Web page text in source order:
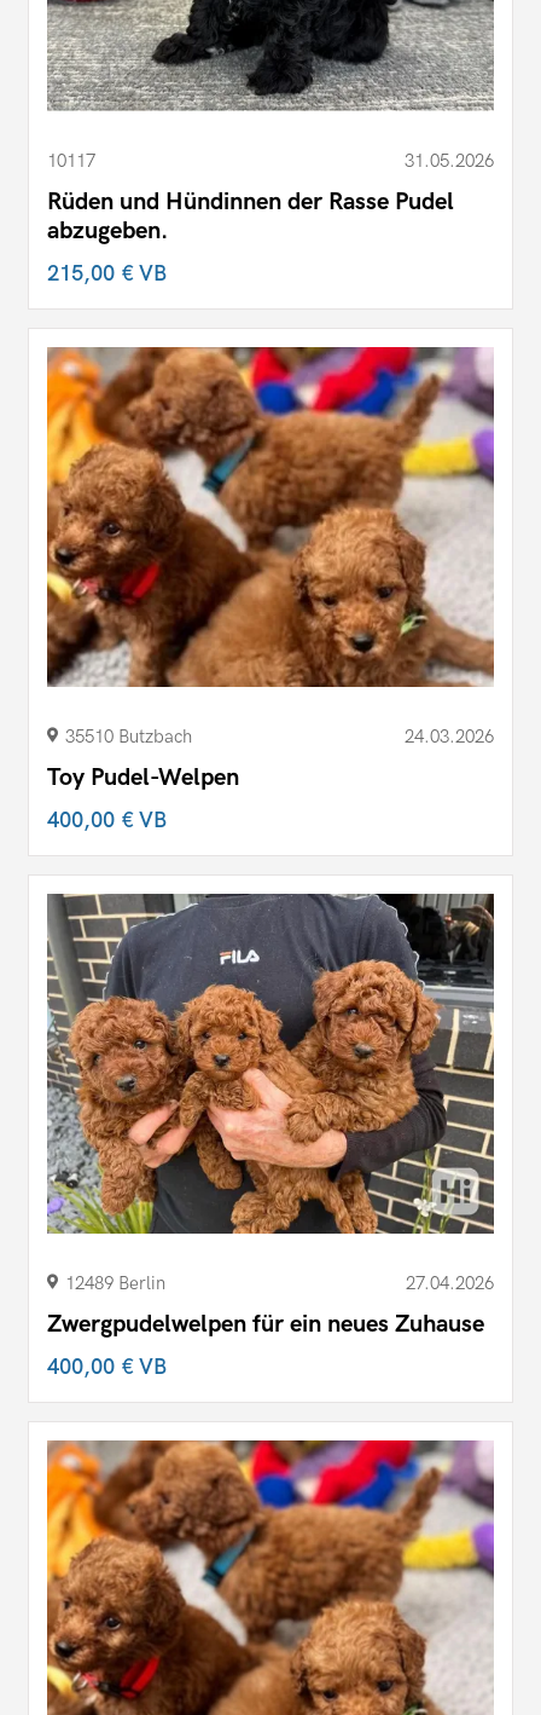
10117 31.05.2026
Rüden und Hündinnen der Rasse Pudel
abzugeben.
215,00 €VB
35510 Butzbach 24.03.2026
Toy Pudel-Welpen
400,00 €VB
12489 Berlin 27.04.2026
Zwergpudelwelpen für ein neues Zuhause
400,00 €VB